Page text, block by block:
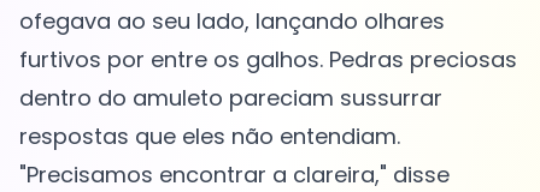
ofegava ao seu lado, lançando olhares
furtivos por entre os galhos. Pedras preciosas
dentro do amuleto pareciam sussurrar
respostas que eles não entendiam.
"Precisamos encontrar a clareira," disse